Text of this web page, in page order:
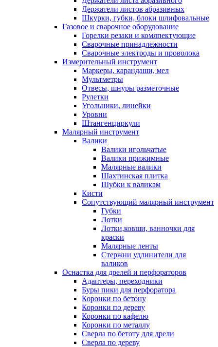
Держатели листов абразивных
Шкурки, губки, блоки шлифовальные
Газовое и сварочное оборудование
Горелки резаки и комлпектующие
Сварочные принадлежности
Сварочные электроды и проволока
Измерительный инструмент
Маркеры, карандаши, мел
Мультметры
Отвесы, шнуры разметочные
Рулетки
Угольники, линейки
Уровни
Штангенциркули
Малярный инструмент
Валики
Валики игольчатые
Валики прижимные
Малярные валики
Шахтинская плитка
Шубки к валикам
Кисти
Сопутствующий малярный инструмент
Губки
Лотки
Лотки,ковши, ванночки для
краски
Малярные ленты
Стержни удлинители для
валиков
Оснастка для дрелей и перфораторов
Адаптеры, переходники
Буры пики для перфоратора
Коронки по бетону
Коронки по дереву
Коронки по кафелю
Коронки по металлу
Сверла по бетоту для дрели
Сверла по дереву